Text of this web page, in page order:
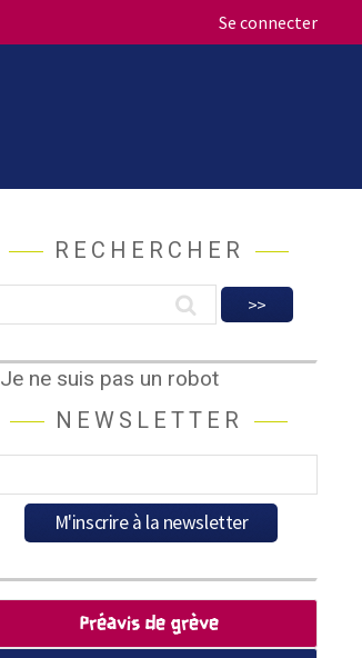
Se connecter
RECHERCHER
Je ne suis pas un robot
NEWSLETTER
Préavis de grève